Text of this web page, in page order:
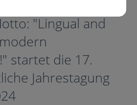
"Lingual and
startet die 17.
Jahrestagung